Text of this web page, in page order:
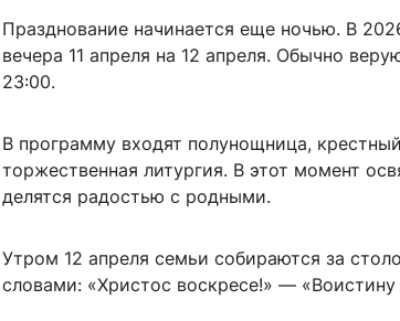
Празднование начинается еще ночью. В
вечера 11 апреля на 12 апреля. Обычно
23:00.
В программу входят полунощница,
торжественная литургия. В этот момент
делятся радостью с родными.
Утром 12 апреля семьи собираются за
словами: «Христос воскресе!» — «Воистину